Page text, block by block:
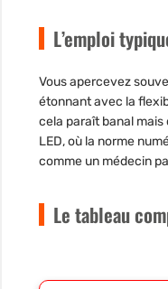
L’emploi
Vous apercevez
étonnant avec la
cela paraît banal
LED, où la norme
comme un médecin
Le tableau